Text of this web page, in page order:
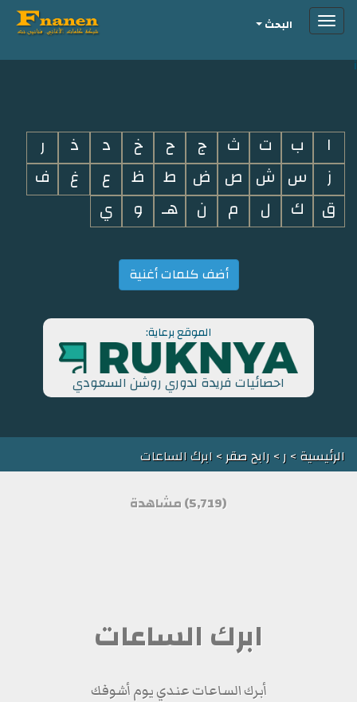
i
Toggleالبحث
ا ب ت ث ج ح خ د ذ
ر
ز
س ش ص ض ط ظ ع غ
ف
ق
ك ل م ن هـ و ي
أضف كلمات أغنية
الموقع برعاية:
احصائيات فريدة لدوري روشن السعودي
الرئيسية> ر> رابح صقر> ابرك الساعات
(5,719) مشاهدة
ابرك الساعات
أبرك الساعات عندي يوم أشوفك